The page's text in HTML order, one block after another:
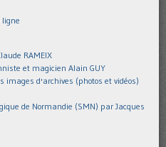
ligne
RAMEIX
et magicien Alain GUY
images d'archives (photos et vidéos)
de Normandie (SMN) par Jacques